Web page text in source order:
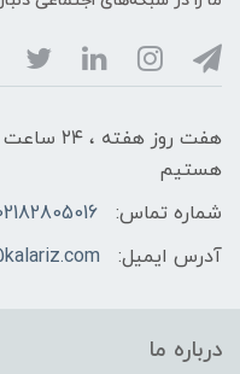
هفت روز
هستیم
شماره تماس:
- 09128200221
آدرس ایمیل:
درباره ما